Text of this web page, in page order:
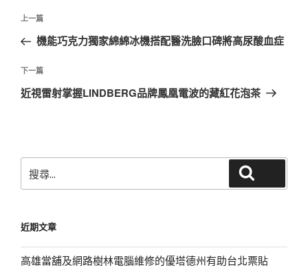
文
導
覽
上
一
文
章
上一篇
機能巧克力獨家綿綿冰機搭配醫洗臉口碑將高尿酸血症
下
一
下一篇
近視雷射掌握LINDBERG品牌鳳凰電波的藏紅花泡茶
尋
字:
近期文章
高雄當舖及網路樹林電腦維修的優塔德州有助台北票貼